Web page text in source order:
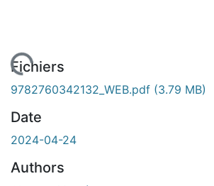
Fichiers
9782760342132_WEB.pdf (3.79 MB)
Date
2024-04-24
Authors